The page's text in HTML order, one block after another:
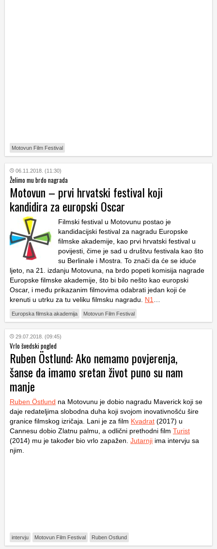
Motovun Film Festival
06.11.2018. (11:30)
Želimo mu brdo nagrada
Motovun – prvi hrvatski festival koji
kandidira za europski Oscar
Filmski festival u Motovunu postao je
kandidacijski festival za nagradu Europske
filmske akademije, kao prvi hrvatski festival u
povijesti, čime je sad u društvu festivala kao što
su Berlinale i Mostra. To znači da će se iduće
ljeto, na 21. izdanju Motovuna, na brdo popeti komisija nagrade
Europske filmske akademije, što bi bilo nešto kao europski
Oscar, i među prikazanim filmovima odabrati jedan koji će
krenuti u utrku za tu veliku filmsku nagradu. N1
Europska filmska akademija Motovun Film Festival
29.07.2018. (09:45)
Vrlo švedski pogled
Ruben Östlund: Ako nemamo povjerenja,
šanse da imamo sretan život puno su nam
manje
Ruben Östlund na Motovunu je dobio nagradu Maverick koji se
daje redateljima slobodna duha koji svojom inovativnošću šire
granice filmskog izričaja. Lani je za film Kvadrat (2017) u
Cannesu dobio Zlatnu palmu, a odlični prethodni film Turist
(2014) mu je također bio vrlo zapažen. Jutarnji ima intervju sa
njim.
intervju Motovun Film Festival Ruben Ostlund